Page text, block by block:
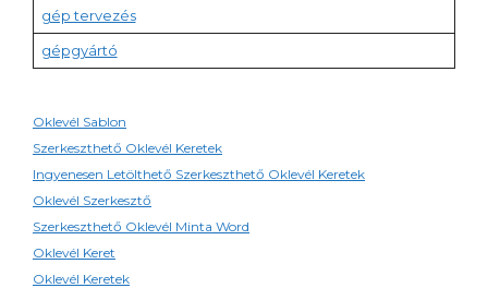
gép tervezés
gépgyártó
Oklevél Sablon
Szerkeszthető Oklevél Keretek
Ingyenesen Letölthető Szerkeszthető Oklevél Keretek
Oklevél Szerkesztő
Szerkeszthető Oklevél Minta Word
Oklevél Keret
Oklevél Keretek